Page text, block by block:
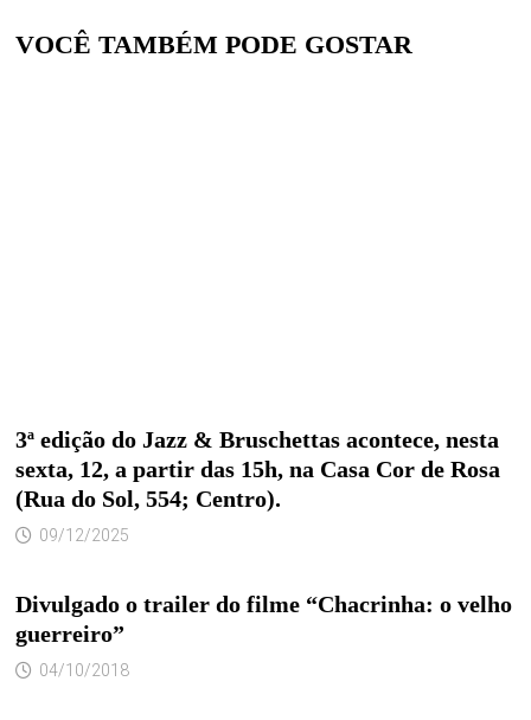
VOCÊ TAMBÉM PODE GOSTAR
3ª edição do Jazz & Bruschettas acontece, nesta
sexta, 12, a partir das 15h, na Casa Cor de Rosa
(Rua do Sol, 554; Centro).
09/12/2025
Divulgado o trailer do filme “Chacrinha: o velho
guerreiro”
04/10/2018